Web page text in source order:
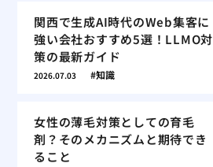
関西で生成AI時代のWeb集客に
強い会社おすすめ5選！LLMO対
策の最新ガイド
2026.07.03 知識
女性の薄毛対策としての育毛
剤？そのメカニズムと期待でき
ること